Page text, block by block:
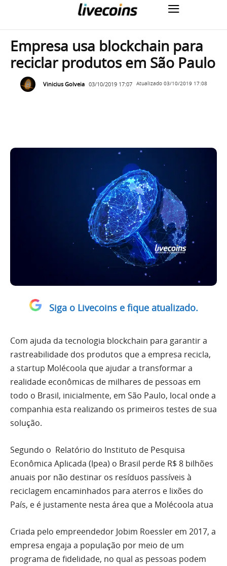
Empresa usa blockchain para
reciclar produtos em São Paulo
Vinicius Golveia 03/10/2019 17:07 Atualizado 03/10/2019 17:08
Siga o Livecoins e fique atualizado.
Com ajuda da tecnologia blockchain para garantir a
rastreabilidade dos produtos que a empresa recicla,
a startup Molécoola que ajudar a transformar a
realidade econômicas de milhares de pessoas em
todo o Brasil, inicialmente, em São Paulo, local onde a
companhia esta realizando os primeiros testes de sua
solução.
Segundo o Relatório do Instituto de Pesquisa
Econômica Aplicada (Ipea) o Brasil perde R$ 8 bilhões
anuais por não destinar os resíduos passíveis à
reciclagem encaminhados para aterros e lixões do
País, e é justamente nesta área que a Molécoola atua
Criada pelo empreendedor Jobim Roessler em 2017, a
empresa engaja a população por meio de um
programa de fidelidade, no qual as pessoas podem